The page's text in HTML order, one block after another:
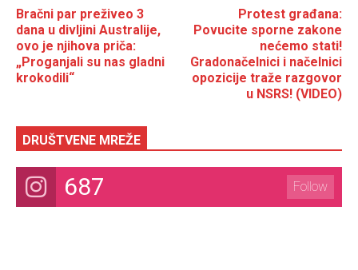
Bračni par preživeo 3
dana u divljini Australije,
ovo je njihova priča:
„Proganjali su nas gladni
krokodili“
Protest građana:
Povucite sporne zakone
nećemo stati!
Gradonačelnici i načelnici
opozicije traže razgovor
u NSRS! (VIDEO)
DRUŠTVENE MREŽE
687 Follow